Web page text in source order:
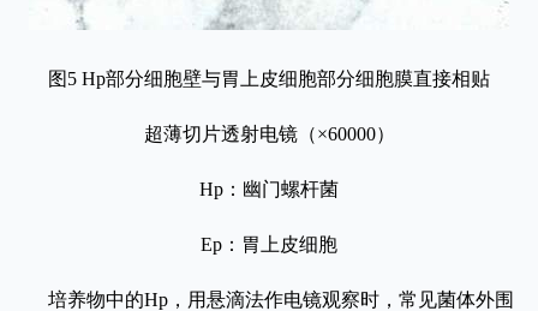
图5 Hp部分细胞壁与胃上皮细胞部分细胞膜直接相贴
超薄切片透射电镜（×60000）
Hp：幽门螺杆菌
Ep：胃上皮细胞
培养物中的Hp，用悬滴法作电镜观察时，常见菌体外围